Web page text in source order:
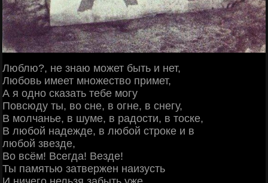
Люблю?, не знаю может быть и нет,
Любовь имеет множество примет,
А я одно сказать тебе могу
Повсюду ты, во сне, в огне, в снегу,
В молчанье, в шуме, в радости, в тоске,
В любой надежде, в любой строке и в
любой звезде,
Во всём! Всегда! Везде!
Ты памятью затвержен наизусть